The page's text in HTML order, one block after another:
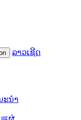
ລາວເຊີດ
ະນຳ
ແຜ່